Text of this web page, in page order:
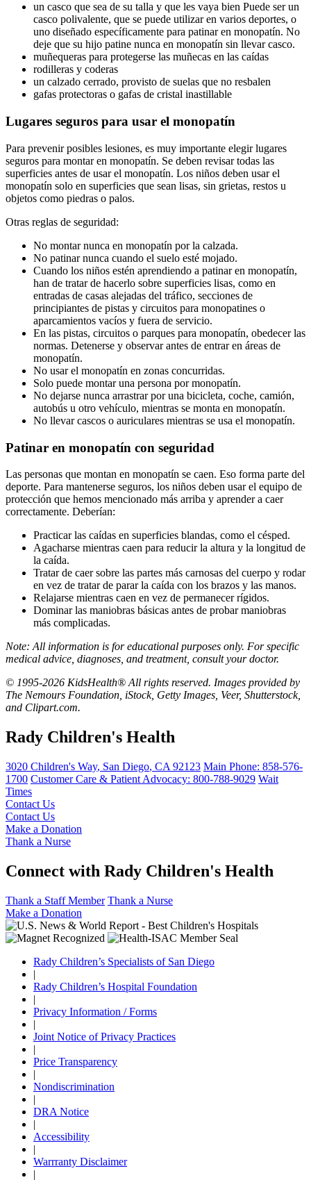
un casco que sea de su talla y que les vaya bien Puede ser un
casco polivalente, que se puede utilizar en varios deportes, o
uno diseñado específicamente para patinar en monopatín. No
deje que su hijo patine nunca en monopatín sin llevar casco.
muñequeras para protegerse las muñecas en las caídas
rodilleras y coderas
un calzado cerrado, provisto de suelas que no resbalen
gafas protectoras o gafas de cristal inastillable
Lugares seguros para usar el monopatín
Para prevenir posibles lesiones, es muy importante elegir lugares
seguros para montar en monopatín. Se deben revisar todas las
superficies antes de usar el monopatín. Los niños deben usar el
monopatín solo en superficies que sean lisas, sin grietas, restos u
objetos como piedras o palos.
Otras reglas de seguridad:
No montar nunca en monopatín por la calzada.
No patinar nunca cuando el suelo esté mojado.
Cuando los niños estén aprendiendo a patinar en monopatín,
han de tratar de hacerlo sobre superficies lisas, como en
entradas de casas alejadas del tráfico, secciones de
principiantes de pistas y circuitos para monopatines o
aparcamientos vacíos y fuera de servicio.
En las pistas, circuitos o parques para monopatín, obedecer las
normas. Detenerse y observar antes de entrar en áreas de
monopatín.
No usar el monopatín en zonas concurridas.
Solo puede montar una persona por monopatín.
No dejarse nunca arrastrar por una bicicleta, coche, camión,
autobús u otro vehículo, mientras se monta en monopatín.
No llevar cascos o auriculares mientras se usa el monopatín.
Patinar en monopatín con seguridad
Las personas que montan en monopatín se caen. Eso forma parte del
deporte. Para mantenerse seguros, los niños deben usar el equipo de
protección que hemos mencionado más arriba y aprender a caer
correctamente. Deberían:
Practicar las caídas en superficies blandas, como el césped.
Agacharse mientras caen para reducir la altura y la longitud de
la caída.
Tratar de caer sobre las partes más carnosas del cuerpo y rodar
en vez de tratar de parar la caída con los brazos y las manos.
Relajarse mientras caen en vez de permanecer rígidos.
Dominar las maniobras básicas antes de probar maniobras
más complicadas.
Note: All information is for educational purposes only. For specific
medical advice, diagnoses, and treatment, consult your doctor.
© 1995-2026 KidsHealth® All rights reserved. Images provided by
The Nemours Foundation, iStock, Getty Images, Veer, Shutterstock,
and Clipart.com.
Rady Children's Health
3020 Children's Way, San Diego, CA 92123 Main Phone: 858-576-
1700 Customer Care & Patient Advocacy: 800-788-9029 Wait
Times
Contact Us
Contact Us
Make a Donation
Thank a Nurse
Connect with Rady Children's Health
Thank a Staff Member Thank a Nurse
Make a Donation
Rady Children’s Specialists of San Diego
|
Rady Children’s Hospital Foundation
|
Privacy Information / Forms
|
Joint Notice of Privacy Practices
|
Price Transparency
|
Nondiscrimination
|
DRA Notice
|
Accessibility
|
Warrranty Disclaimer
|